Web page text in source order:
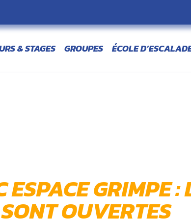
& STAGES GROUPES ÉCOLE
GRIMPE :
OUVERTES